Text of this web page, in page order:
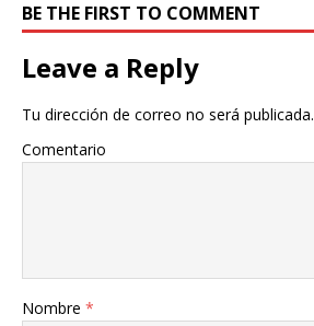
BE THE FIRST TO COMMENT
Leave a Reply
Tu dirección de correo no será publicada.
Comentario
Nombre *